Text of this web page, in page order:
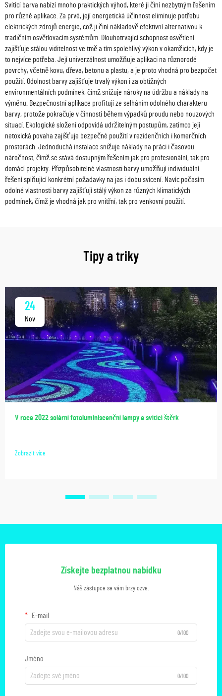
Svítící barva nabízí mnoho praktických výhod, které ji činí nezbytným řešením
pro různé aplikace. Za prvé, její energetická účinnost eliminuje potřebu
elektrických zdrojů energie, což ji činí nákladově efektivní alternativou k
tradičním osvětlovacím systémům. Dlouhotrvající schopnost osvětlení
zajišťuje stálou viditelnost ve tmě a tím spolehlivý výkon v okamžicích, kdy je
to nejvíce potřeba. Její univerzálnost umožňuje aplikaci na různorodé
povrchy, včetně kovu, dřeva, betonu a plastu, a je proto vhodná pro bezpočet
použití. Odolnost barvy zajišťuje trvalý výkon i za obtížných
environmentálních podmínek, čímž snižuje nároky na údržbu a náklady na
výměnu. Bezpečnostní aplikace profitují ze selháním odolného charakteru
barvy, protože pokračuje v činnosti během výpadků proudu nebo nouzových
situací. Ekologické složení odpovídá udržitelným postupům, zatímco její
netoxická povaha zajišťuje bezpečné použití v rezidenčních i komerčních
prostorách. Jednoduchá instalace snižuje náklady na práci i časovou
náročnost, čímž se stává dostupným řešením jak pro profesionální, tak pro
domácí projekty. Přizpůsobitelné vlastnosti barvy umožňují individuální
řešení splňující konkrétní požadavky na jas i dobu svícení. Navíc počasím
odolné vlastnosti barvy zajišťují stálý výkon za různých klimatických
podmínek, čímž je vhodná jak pro vnitřní, tak pro venkovní použití.
Tipy a triky
24
Nov
V roce 2022 solární fotoluminiscenční lampy a svítící štěrk
Zobrazit více
Získejte bezplatnou nabídku
Náš zástupce se vám brzy ozve.
E-mail
0/100
Jméno
0/100